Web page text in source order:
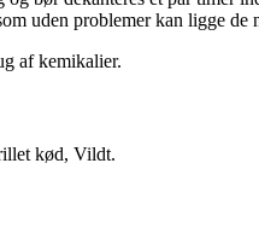
uden problemer kan ligge de
af kemikalier.
kød, Vildt.